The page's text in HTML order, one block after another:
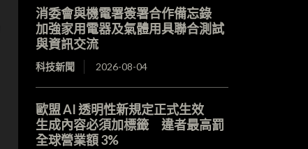
消委會與機電署簽署合作備忘錄
加強家用電器及氣體用具聯合測試
與資訊交流
科技新聞 2026-08-04
歐盟 AI 透明性新規定正式生效
生成內容必須加標籤 違者最高罰
全球營業額 3%